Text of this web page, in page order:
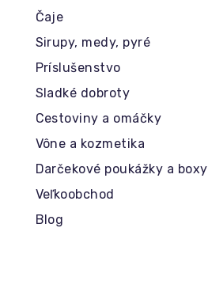
Čaje
Sirupy, medy, pyré
Príslušenstvo
Sladké dobroty
Cestoviny a omáčky
Vône a kozmetika
Darčekové poukážky a boxy
Veľkoobchod
Blog